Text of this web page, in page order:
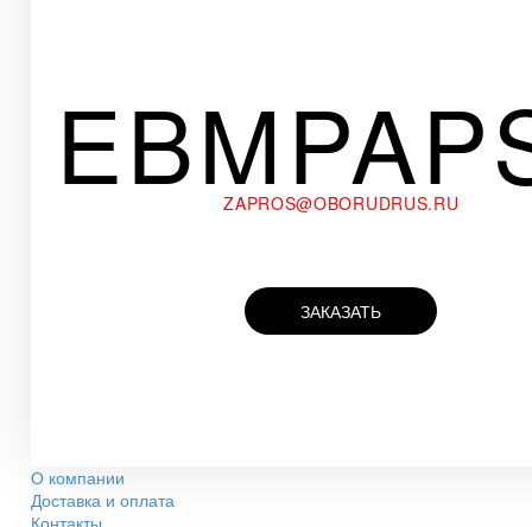
ZAPROS@OBORUDRUS.RU
ЗАКАЗАТЬ
О компании
Доставка и оплата
Контакты